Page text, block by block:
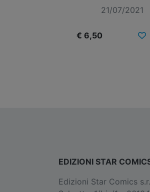
21/07/2021
€ 6,50
EDIZIONI STAR
Edizioni Star Comics